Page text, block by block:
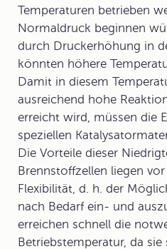
Temperaturen betrieben
Normaldruck beginnen
durch Druckerhöhung in
könnten höhere
Damit in diesem
ausreichend hohe
erreicht wird, müssen die
speziellen
Die Vorteile dieser
Brennstoffzellen liegen
Flexibilität, d. h. der
nach Bedarf ein- und
erreichen schnell die
Betriebstemperatur, da